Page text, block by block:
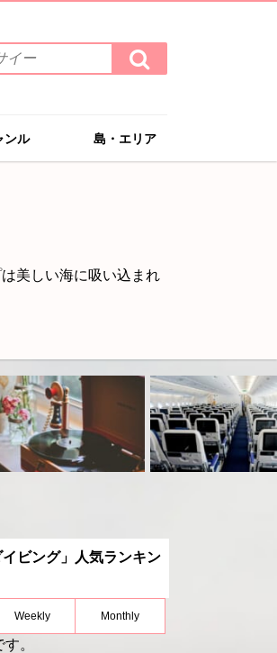
検
索
す
ンル 島・エリア
美しい海に吸い込まれ
イビング」人気ランキン
Weekly Monthly
。